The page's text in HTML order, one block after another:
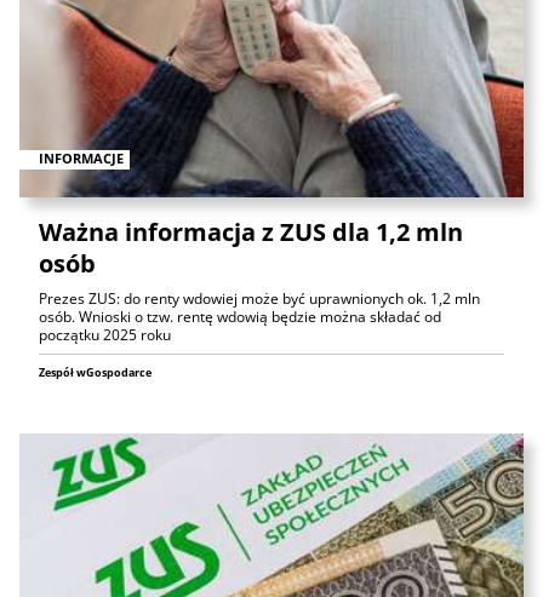
INFORMACJE
Ważna informacja z ZUS dla 1,2 mln
osób
Prezes ZUS: do renty wdowiej może być uprawnionych ok. 1,2 mln
osób. Wnioski o tzw. rentę wdowią będzie można składać od
początku 2025 roku
Zespół wGospodarce